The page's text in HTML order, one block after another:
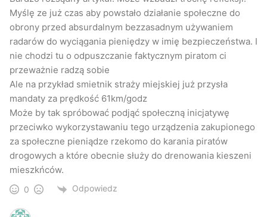
Absurdalne ograniczenia
Żeby fotoradarowy system okradania kierowców działał
skutecznie, nie wystarczy ustawić urządzenia przy
drogach. Trzeba jeszcze zmusić kierowców, by jeździli za
szybko i wpadali w elektroniczne pułapki. Każdy wie, jak
poradzono sobie z tym problemem. Naustawiano na
drogach las znaków absurdalnie ograniczających
prędkość. Jeśli na prostym, dobrze widocznym odcinku
szerokiej drogi krajowej jest przejście dla pieszych, to na
pewno stoi tam „50”.
Myślę ze już czas aby powstało działanie społeczne do
obrony przed absurdalnym bezzasadnym używaniem
radarów do wyciągania pieniędzy w imię bezpieczeństwa. I
nie chodzi tu o odpuszczanie faktycznym piratom ci
przeważnie radzą sobie
Ale na przykład smietnik straży miejskiej już przysła
mandaty za prędkość 61km/godz
Może by tak spróbować podjąć społeczną inicjatywę
przeciwko wykorzystawaniu tego urządzenia zakupionego
za społeczne pieniądze rzekomo do karania piratów
drogowych a które obecnie służy do drenowania kieszeni
mieszkńców.
0 Odpowiedz